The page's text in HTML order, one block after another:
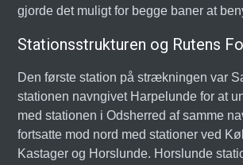
gjorde det muligt for begge baner at
Stationsstrukturen og Rutens
Den første station på strækningen var
stationen navngivet Harpelunde for at
med stationen i Odsherred af samme
fortsatte mod nord med stationer ved
Kastager og Horslunde. Horslunde